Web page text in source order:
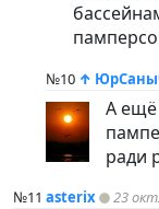
№10 ↑
А ещё
ради
№11 asterix 23